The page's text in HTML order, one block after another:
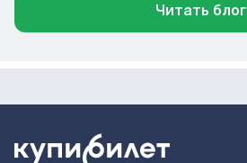
Читать блог